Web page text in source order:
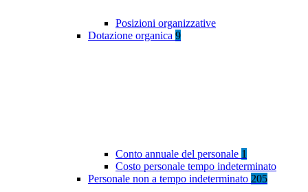
Posizioni organizzative
Dotazione organica 9
Conto annuale del personale 1
Costo personale tempo indeterminato
Personale non a tempo indeterminato 205